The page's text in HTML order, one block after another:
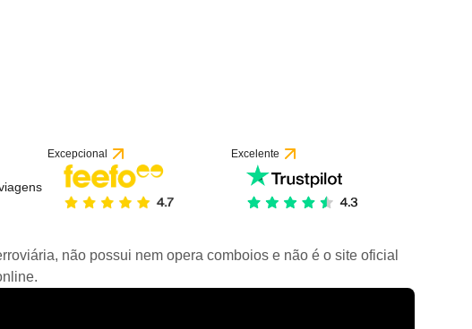
Excepcional Excelente
não possui nem opera comboios e não é o site oficial